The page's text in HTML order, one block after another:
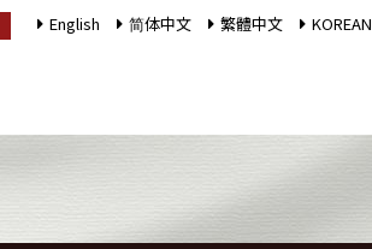
English 简体中文 繁體中文 KOREAN